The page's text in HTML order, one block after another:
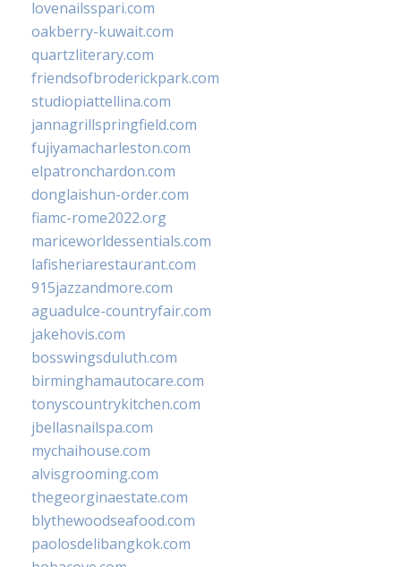
lovenailsspari.com
oakberry-kuwait.com
quartzliterary.com
friendsofbroderickpark.com
studiopiattellina.com
jannagrillspringfield.com
fujiyamacharleston.com
elpatronchardon.com
donglaishun-order.com
fiamc-rome2022.org
mariceworldessentials.com
lafisheriarestaurant.com
915jazzandmore.com
aguadulce-countryfair.com
jakehovis.com
bosswingsduluth.com
birminghamautocare.com
tonyscountrykitchen.com
jbellasnailspa.com
mychaihouse.com
alvisgrooming.com
thegeorginaestate.com
blythewoodseafood.com
paolosdelibangkok.com